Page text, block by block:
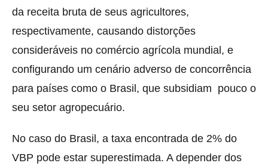
da receita bruta de seus agricultores,
respectivamente, causando distorções
consideráveis no comércio agrícola mundial, e
configurando um cenário adverso de concorrência
para países como o Brasil, que subsidiam pouco o
seu setor agropecuário.
No caso do Brasil, a taxa encontrada de 2% do
VBP pode estar superestimada. A depender dos